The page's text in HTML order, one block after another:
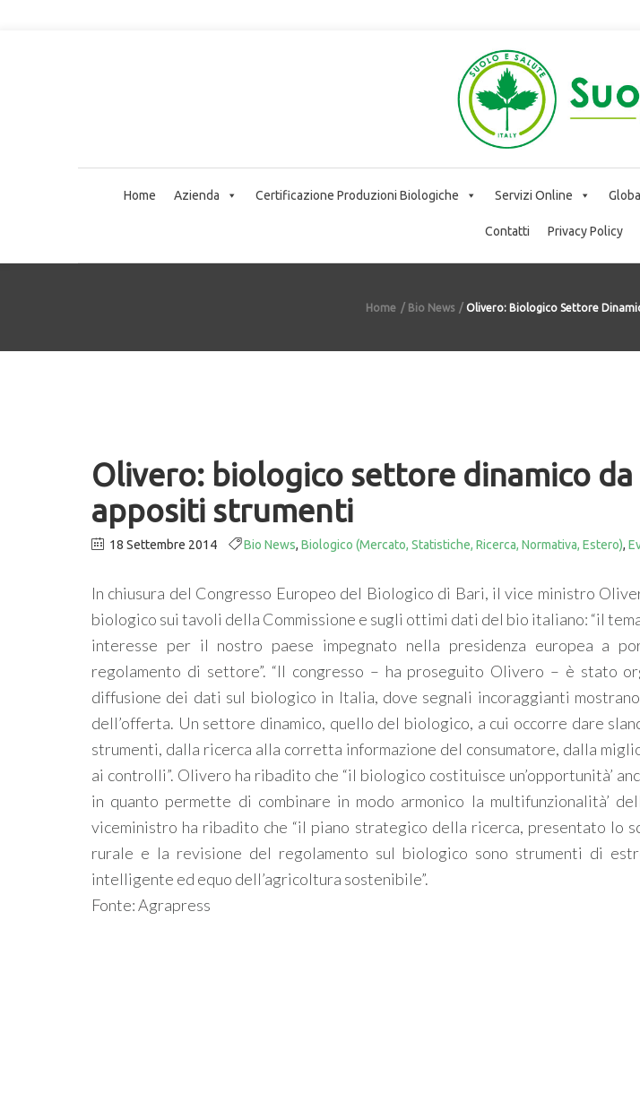
Home Azienda Certificazione Produzioni Biologiche Servizi Online
Contatti Privacy Policy
Home Bio News Olivero: Biologico Settore
Olivero: biologico settore dinamico
appositi strumenti
18 Settembre 2014 Bio News, Biologico (Mercato, Statistiche, Ricerca, Normativa, Estero),
In chiusura del Congresso Europeo del Biologico di Bari, il vice ministro
biologico sui tavoli della Commissione e sugli ottimi dati del bio italiano: “il
interesse per il nostro paese impegnato nella presidenza europea a
regolamento di settore”. “Il congresso – ha proseguito Olivero – è stato
diffusione dei dati sul biologico in Italia, dove segnali incoraggianti
dell’offerta. Un settore dinamico, quello del biologico, a cui occorre dare
strumenti, dalla ricerca alla corretta informazione del consumatore, dalla
ai controlli”. Olivero ha ribadito che “il biologico costituisce un’opportunità’
in quanto permette di combinare in modo armonico la multifunzionalità’
viceministro ha ribadito che “il piano strategico della ricerca, presentato lo
rurale e la revisione del regolamento sul biologico sono strumenti di
intelligente ed equo dell’agricoltura sostenibile”.
Fonte: Agrapress